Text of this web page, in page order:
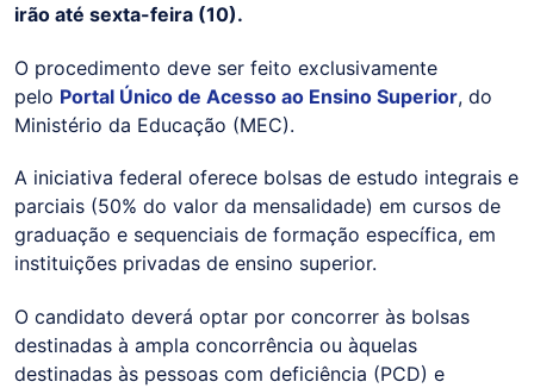
irão até sexta-feira (10).
O procedimento deve ser feito exclusivamente
pelo Portal Único de Acesso ao Ensino Superior, do
Ministério da Educação (MEC).
A iniciativa federal oferece bolsas de estudo integrais e
parciais (50% do valor da mensalidade) em cursos de
graduação e sequenciais de formação específica, em
instituições privadas de ensino superior.
O candidato deverá optar por concorrer às bolsas
destinadas à ampla concorrência ou àquelas
destinadas às pessoas com deficiência (PCD) e